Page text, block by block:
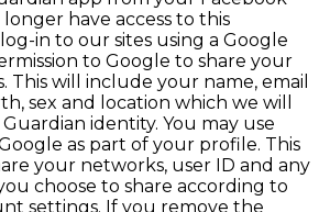
have access to this
in to our sites using a Google
to Google to share your
This will include your name, email
sex and location which we will
identity. You may use
as part of your profile. This
your networks, user ID and any
choose to share according to
settings. If you remove the